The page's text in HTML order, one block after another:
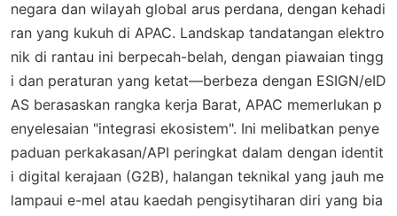
negara dan wilayah global arus perdana, dengan kehadi
ran yang kukuh di APAC. Landskap tandatangan elektro
nik di rantau ini berpecah-belah, dengan piawaian tingg
i dan peraturan yang ketat—berbeza dengan ESIGN/eID
AS berasaskan rangka kerja Barat, APAC memerlukan p
enyelesaian "integrasi ekosistem". Ini melibatkan penye
paduan perkakasan/API peringkat dalam dengan identit
i digital kerajaan (G2B), halangan teknikal yang jauh me
lampaui e-mel atau kaedah pengisytiharan diri yang bia